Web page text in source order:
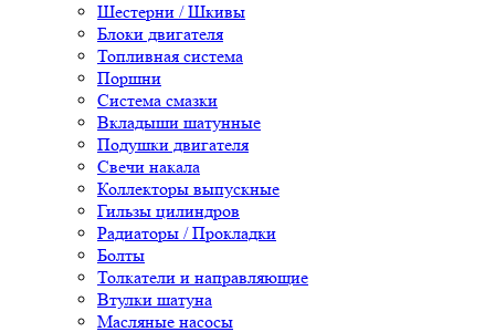
Шестерни / Шкивы
Блоки двигателя
Топливная система
Поршни
Система смазки
Вкладыши шатунные
Подушки двигателя
Свечи накала
Коллекторы выпускные
Гильзы цилиндров
Радиаторы / Прокладки
Болты
Толкатели и направляющие
Втулки шатуна
Масляные насосы